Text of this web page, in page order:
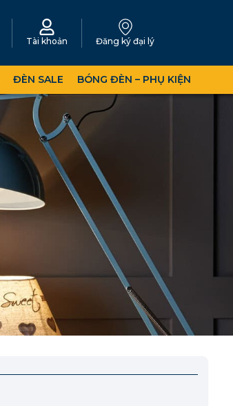
Tài khoản Đăng ký đại lý
ĐÈN SALE BÓNG ĐÈN – PHỤ KIỆN